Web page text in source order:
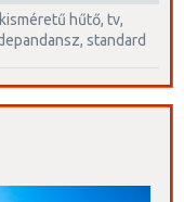
standard